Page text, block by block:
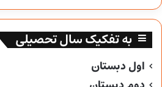
به تفکیک سال تحصیلی
اول دبستان